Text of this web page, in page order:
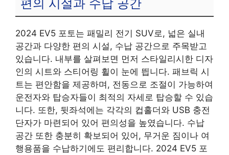
편의 시설과 수납 공간
2024 EV5 포토는 패밀리 전기 SUV로, 넓은 실내
공간과 다양한 편의 시설, 수납 공간으로 주목받고
있습니다. 내부를 살펴보면 먼저 스타일리시한 디자
인의 시트와 스티어링 휠이 눈에 띕니다. 패브릭 시
트는 편안함을 제공하며, 전동으로 조절이 가능하여
운전자와 탑승자들이 최적의 자세로 탑승할 수 있습
니다. 또한, 뒷좌석에는 각각의 컵홀더와 USB 충전
단자가 마련되어 있어 편의성을 높였습니다. 수납
공간 또한 충분히 확보되어 있어, 무거운 짐이나 여
행용품을 수납하기에도 편리합니다. 2024 EV5 포